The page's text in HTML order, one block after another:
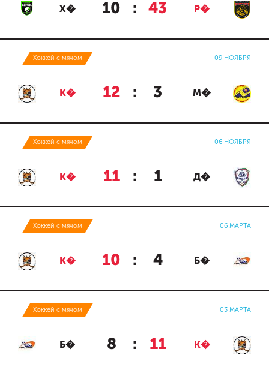
Х� 10 : 43 Р�
Хоккей с мячом 09 НОЯБРЯ
К� 12 : 3 М�
Хоккей с мячом 06 НОЯБРЯ
К� 11 : 1 Д�
Хоккей с мячом 06 МАРТА
К� 10 : 4 Б�
Хоккей с мячом 03 МАРТА
Б� 8 : 11 К�